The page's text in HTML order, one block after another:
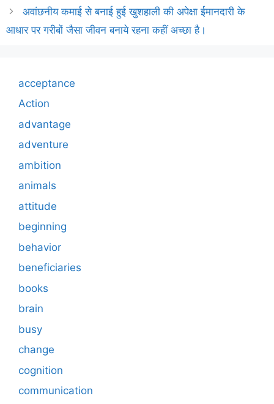
अवांछनीय कमाई से बनाई हुई खुशहाली की अपेक्षा ईमानदारी के
आधार पर गरीबों जैसा जीवन बनाये रहना कहीं अच्छा है।
acceptance
Action
advantage
adventure
ambition
animals
attitude
beginning
behavior
beneficiaries
books
brain
busy
change
cognition
communication